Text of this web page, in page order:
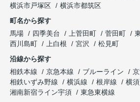
横浜市戸塚区
横浜市都筑区
町名から探す
馬場
四季美台 上菅田町 菅田町
西川島町
上白根 宮沢
松見町
沿線から探す
相鉄本線
京急本線 ブルーライン
相鉄いずみ野線
横浜線 根岸線
横
湘南新宿ライン宇須
東急東横線